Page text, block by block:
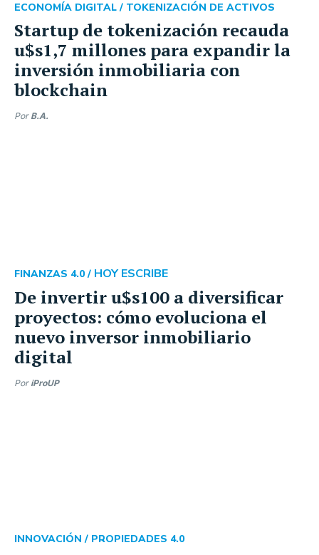
Startup de tokenización recauda
u$s1,7 millones para expandir la
inversión inmobiliaria con
blockchain
ECONOMÍA DIGITAL / TOKENIZACIÓN DE ACTIVOS
Por B.A.
De invertir u$s100 a diversificar
proyectos: cómo evoluciona el
nuevo inversor inmobiliario
digital
FINANZAS 4.0 / HOY ESCRIBE
Por iProUP
INNOVACIÓN / PROPIEDADES 4.0